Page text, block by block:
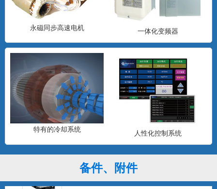
永磁同步高速电机 一体化变频器
特有的冷却系统 人性化控制系统
备件、附件
新型高效罗茨鼓风机
FID系列罗茨鼓风机是江苏浮尔德环境科技
有限公司在引进美国M...
FID BLOWER(浮利德)空气悬浮离心鼓风
机具有技术先进...